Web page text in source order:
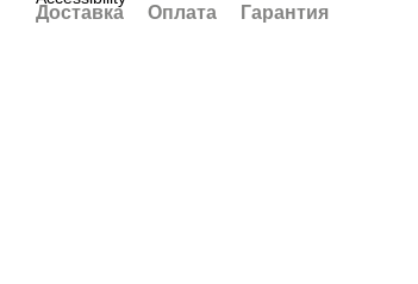
Доставка Оплата Гарантия